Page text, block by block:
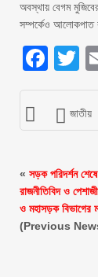
অবস্থায় বেগম
সম্পর্কেও আলোকপাত
জাতীয়
« সড়ক পরিদর্শন
রাজনীতিবিদ ও
ও মহাসড়ক বিভাগের
(Previous